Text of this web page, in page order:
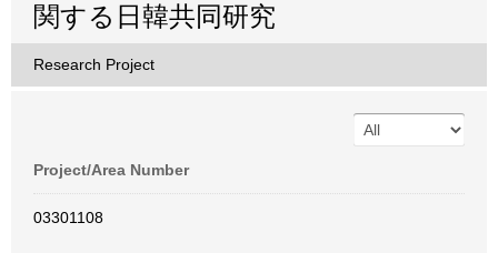
関する日韓共同研究
Research Project
Project/Area Number
03301108